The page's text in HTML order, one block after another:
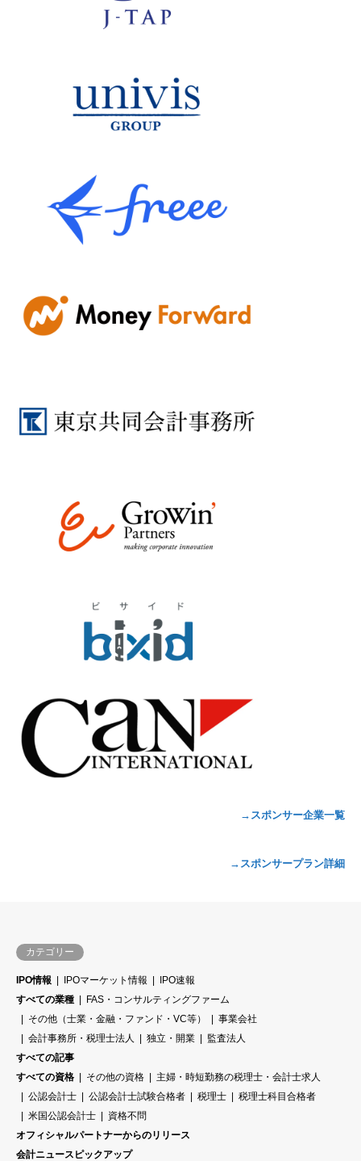
→スポンサー企業一覧
→スポンサープラン詳細
カテゴリー
IPO情報 IPOマーケット情報
IPO速報
すべての業種
FAS・コンサルティングファーム
その他（士業・金融・ファンド・VC等）
事業会社
会計事務所・税理士法人
独立・開業
監査法人
すべての記事
すべての資格
その他の資格
主婦・時短勤務の税理士・会計士求人
公認会計士
公認会計士試験合格者 税理士
税理士科目合格者
米国公認会計士
資格不問
オフィシャルパートナーからのリリース
会計ニュースピックアップ